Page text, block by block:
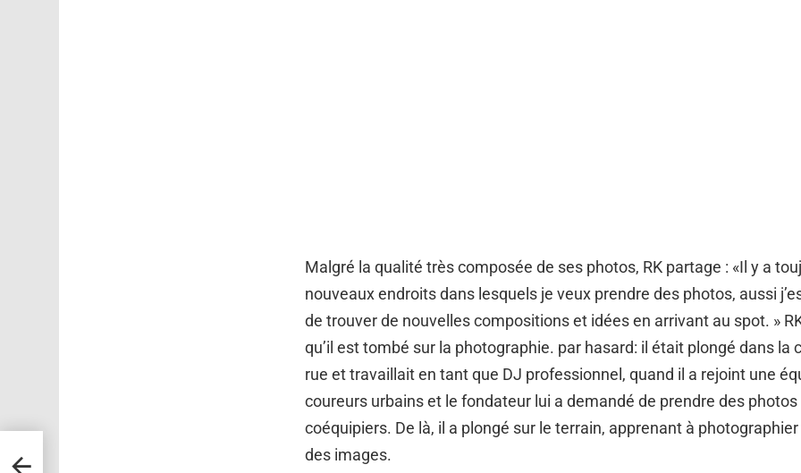
Malgré la qualité très composée de ses photos, RK partage : «Il y a
nouveaux endroits dans lesquels je veux prendre des photos, aussi
de trouver de nouvelles compositions et idées en arrivant au spot. »
qu’il est tombé sur la photographie. par hasard: il était plongé dans la
rue et travaillait en tant que DJ professionnel, quand il a rejoint une
coureurs urbains et le fondateur lui a demandé de prendre des photos
coéquipiers. De là, il a plongé sur le terrain, apprenant à
des images.